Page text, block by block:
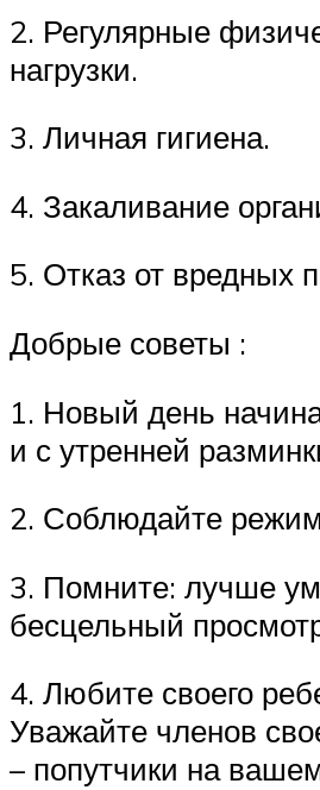
2. Регулярные
нагрузки.
3. Личная гигиена.
4. Закаливание
5. Отказ от вредных
Добрые советы :
1. Новый день
и с утренней
2. Соблюдайте
3. Помните: лучше
бесцельный
4. Любите своего
Уважайте членов
– попутчики на